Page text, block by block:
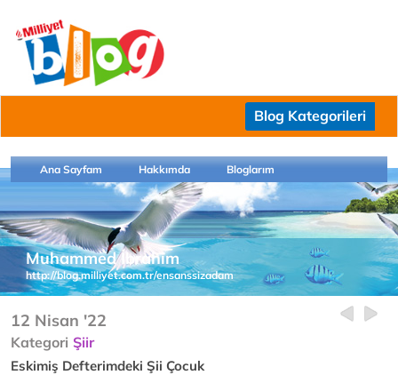
Blog Kategorileri
Ana Sayfam Hakkımda Bloglarım
Muhammed İbrahim
http://blog.milliyet.com.tr/ensanssizadam
12 Nisan '22
Kategori Şiir
Eskimiş Defterimdeki Şii Çocuk